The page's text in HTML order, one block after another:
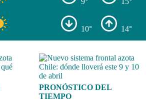
10° 14°
PRONÓSTICO DEL
TIEMPO